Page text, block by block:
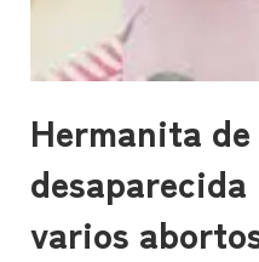
Hermanita
varios